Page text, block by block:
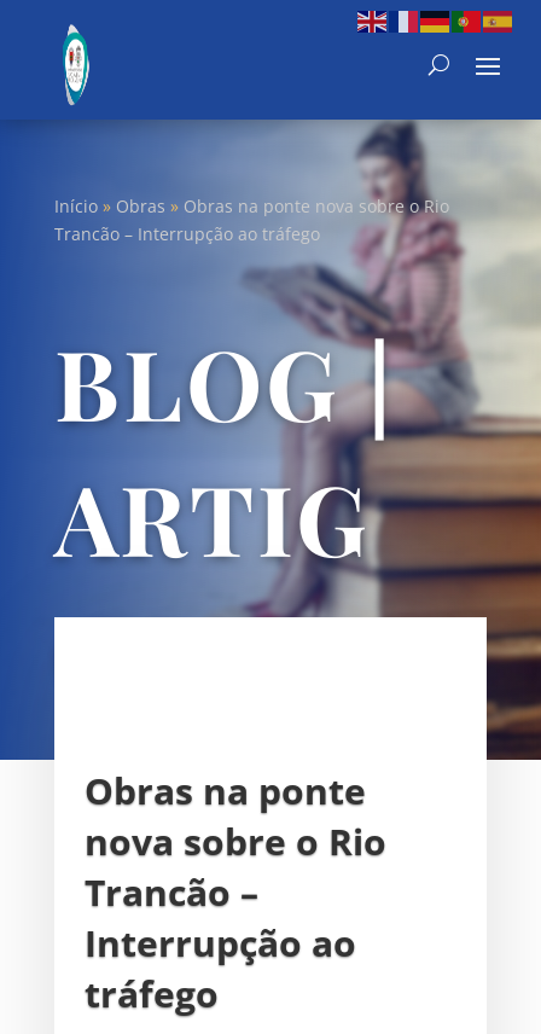
Início» Obras » Obras na ponte nova sobre o Rio
Trancão – Interrupção ao tráfego
BLOG |
ARTIG
OS
Obras na ponte
nova sobre o Rio
Trancão –
Interrupção ao
tráfego